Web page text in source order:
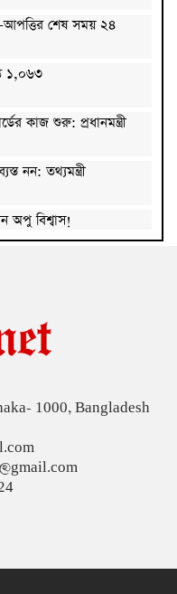
আপত্তির শেষ সময় ২৪
১,০৬৩
কাজ শুরু: প্রধানমন্ত্রী
নন: তথ্যমন্ত্রী
অপু বিশ্বাস!
প্রাইভেট টিউশন: ববি
দুই মনোনয়নপত্র সংগ্রহ
নতুন রেডমি ১৭
1000, Bangladesh